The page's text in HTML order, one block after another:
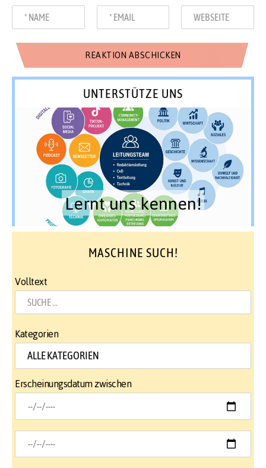
UNTERSTÜTZE UNS
Lernt uns kennen!
MASCHINE SUCH!
Volltext
Kategorien
Erscheinungsdatum zwischen